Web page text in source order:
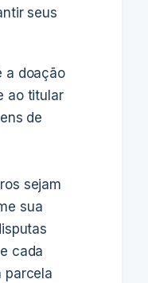
seus
a doação
ao titular
de
sejam
sua
cada
parcela